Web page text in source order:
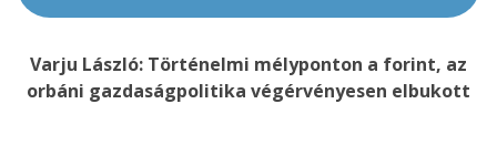
Varju László: Történelmi mélyponton a forint, az
orbáni gazdaságpolitika végérvényesen elbukott